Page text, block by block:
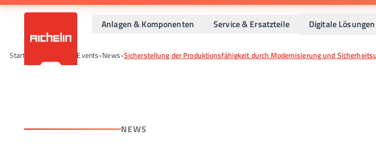
Anlagen & Komponenten Service & Ersatzteile Digitale Lösungen
Startseite News und Events•News•Sicherstellung der Produktionsfähigkeit durch Modernisierung und
NEWS